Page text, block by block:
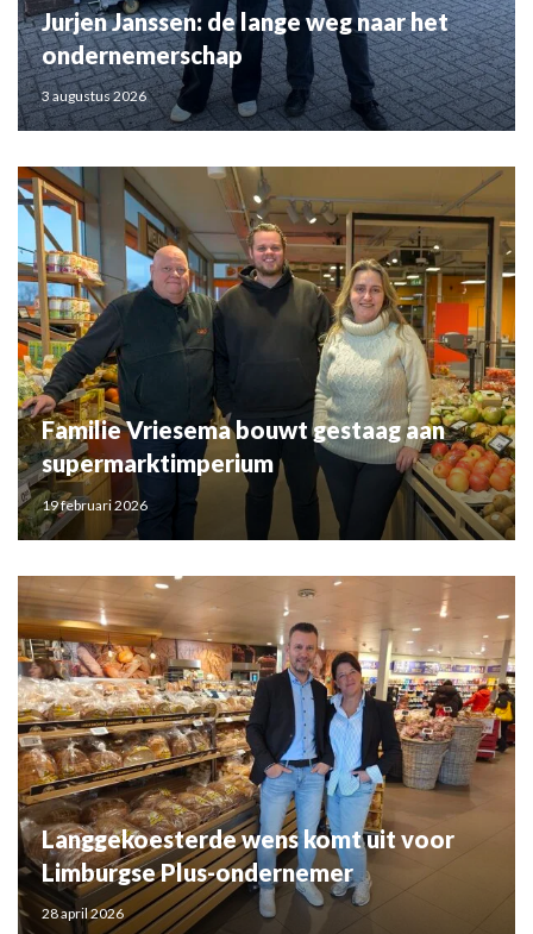
Jurjen Janssen: de lange weg naar het
ondernemerschap
3 augustus 2026
Familie Vriesema bouwt gestaag aan
supermarktimperium
19 februari 2026
Langgekoesterde wens komt uit voor
Limburgse Plus-ondernemer
28 april 2026